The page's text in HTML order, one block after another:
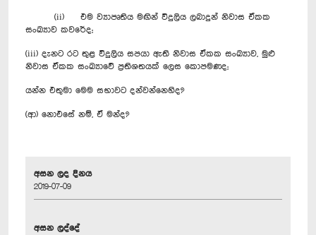
(ii) එම ව්‍යාපෘතිය මඟින් විදුලිය ලබාදුන් නිවාස ඒකක
සංඛ්‍යාව කවරේද;
(iii) දැනට රට තුළ විදුලිය සපයා ඇති නිවාස ඒකක සංඛ්‍යාව, මුළු
නිවාස ඒකක සංඛ්‍යාවේ ප්‍රතිශතයක් ලෙස කොපමණද;
යන්න එතුමා මෙම සභාවට දන්වන්නෙහිද?
(ආ) නොඑසේ නම්, ඒ මන්ද?
අසන ලද දිනය
2019-07-09
අසන ලද්දේ